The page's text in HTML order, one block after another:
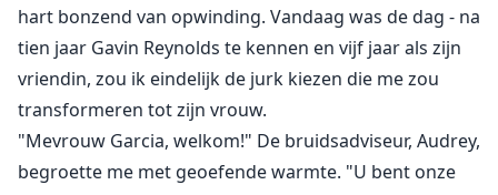
Hij lachte zachtjes, "Braaf meisje."
Emma verloor beide ouders toen ze vijftien was. Na
tien jaar geadopteerd te zijn door de familie Reynolds,
werd ze verraden door haar vriend Gavin, met wie ze
hart bonzend van opwinding. Vandaag was de dag - na
tien jaar Gavin Reynolds te kennen en vijf jaar als zijn
vriendin, zou ik eindelijk de jurk kiezen die me zou
transformeren tot zijn vrouw.
"Mevrouw Garcia, welkom!" De bruidsadviseur, Audrey,
begroette me met geoefende warmte. "U bent onze